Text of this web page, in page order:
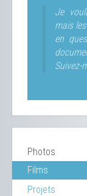
Je
mais
en
Suivez-
Photos
Films
Projets